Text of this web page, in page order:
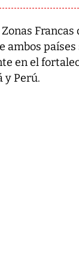
Francas
ambos
en el
y Perú.